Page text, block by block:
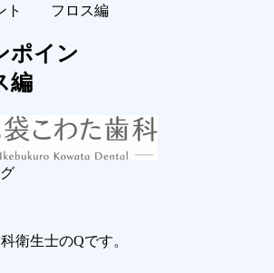
ント フロス編
ポイン
編
生士のQです。